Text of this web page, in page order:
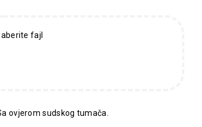
fajl
ovjerom sudskog tumača.